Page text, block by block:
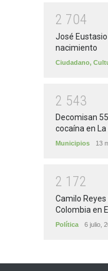
2 704
José
nacimiento
Ciudadano,
2 543
Decomisan
cocaína en
Municipios 13
2 1 72
Camilo
Colombia en
Política 6 julio,